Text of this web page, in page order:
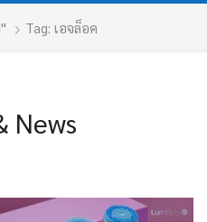
Tag: เอจล็อค
News